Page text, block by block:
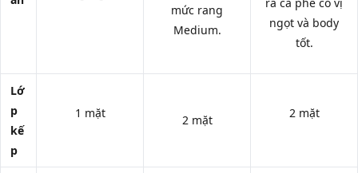
mức rang
Medium.
ra cà phê có vị
ngọt và body
tốt.
Lớ
p
kế
p
1 mặt 2 mặt 2 mặt